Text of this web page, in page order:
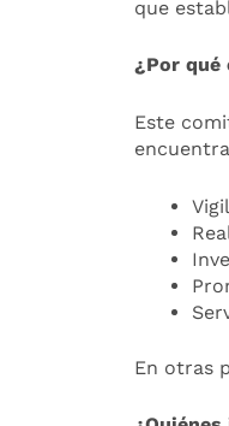
que
¿Por qué
Este
En otras